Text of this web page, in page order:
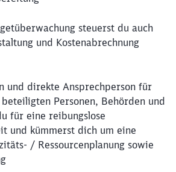
steuerst du auch
und Kostenabrechnung
und direkte Ansprechperson für
Personen, Behörden und
für eine reibungslose
und kümmerst dich um eine
/ Ressourcenplanung sowie